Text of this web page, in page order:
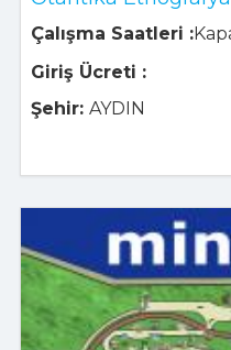
Çalışma Saatleri :
Giriş Ücreti :
Şehir: AYDIN